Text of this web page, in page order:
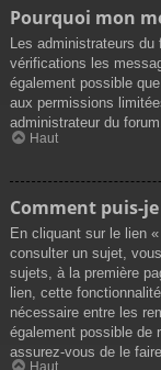
Pourquoi mon
Les administrateurs
vérifications les
également possible
aux permissions
administrateur du
Haut
Comment puis-
En cliquant sur le lien
consulter un sujet,
sujets, à la première
lien, cette
nécessaire entre les
également possible de
assurez-vous de le